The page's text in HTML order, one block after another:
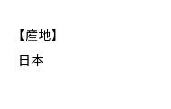
【産地】
日本